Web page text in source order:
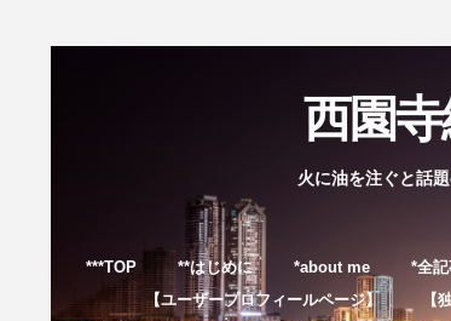
西園
火に油を注ぐと話
***TOP **はじめに *about me *全
【ユーザープロフィールページ】
【